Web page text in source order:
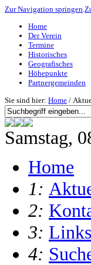
Zur Navigation springen.
Home
Der Verein
Termine
Historisches
Geografisches
Höhepunkte
Partnergemeinden
Sie sind hier: Home /
Samstag,
Home
1:
2:
3: Links
4: